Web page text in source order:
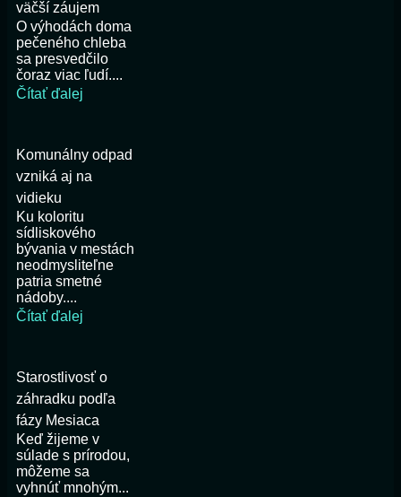
väčší záujem
O výhodách doma
pečeného chleba
sa presvedčilo
čoraz viac ľudí....
Čítať ďalej
Komunálny odpad
vzniká aj na
vidieku
Ku koloritu
sídliskového
bývania v mestách
neodmysliteľne
patria smetné
nádoby....
Čítať ďalej
Starostlivosť o
záhradku podľa
fázy Mesiaca
Keď žijeme v
súlade s prírodou,
môžeme sa
vyhnúť mnohým...